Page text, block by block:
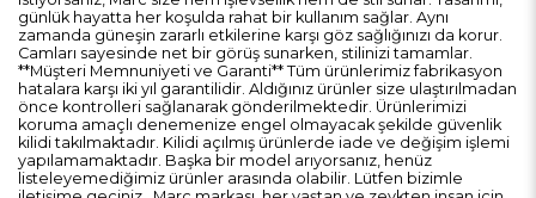
günlük hayatta her koşulda rahat bir kullanım sağlar. Aynı
zamanda güneşin zararlı etkilerine karşı göz sağlığınızı da korur.
Camları sayesinde net bir görüş sunarken, stilinizi tamamlar.
**Müşteri Memnuniyeti ve Garanti** Tüm ürünlerimiz fabrikasyon
hatalara karşı iki yıl garantilidir. Aldığınız ürünler size ulaştırılmadan
önce kontrolleri sağlanarak gönderilmektedir. Ürünlerimizi
koruma amaçlı denemenize engel olmayacak şekilde güvenlik
kilidi takılmaktadır. Kilidi açılmış ürünlerde iade ve değişim işlemi
yapılamamaktadır. Başka bir model arıyorsanız, henüz
listeleyemediğimiz ürünler arasında olabilir. Lütfen bizimle